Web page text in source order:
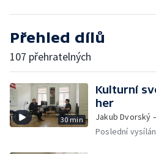
Přehled dílů
107 přehratelných
30 min
Kulturní
her
Jakub Dvorský
Poslední